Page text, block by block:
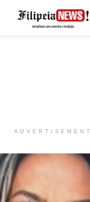
ADVERTISEMENT